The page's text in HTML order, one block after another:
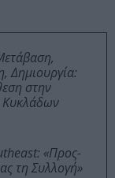
Δημιουργία:
στην
Κυκλάδων
«Προς-
τη Συλλογή»